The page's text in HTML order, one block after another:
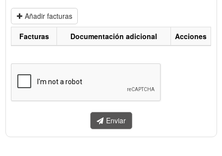
Añadir facturas
enviar.
Facturas Documentación adicional Acciones
Enviar